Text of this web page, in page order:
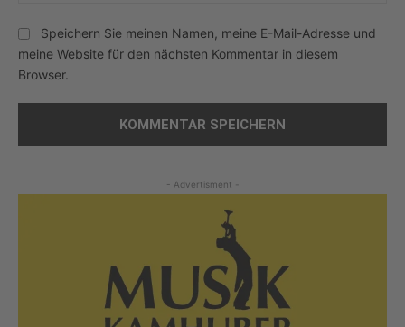
Speichern Sie meinen Namen, meine E-Mail-Adresse und
meine Website für den nächsten Kommentar in diesem
Browser.
- Advertisment -